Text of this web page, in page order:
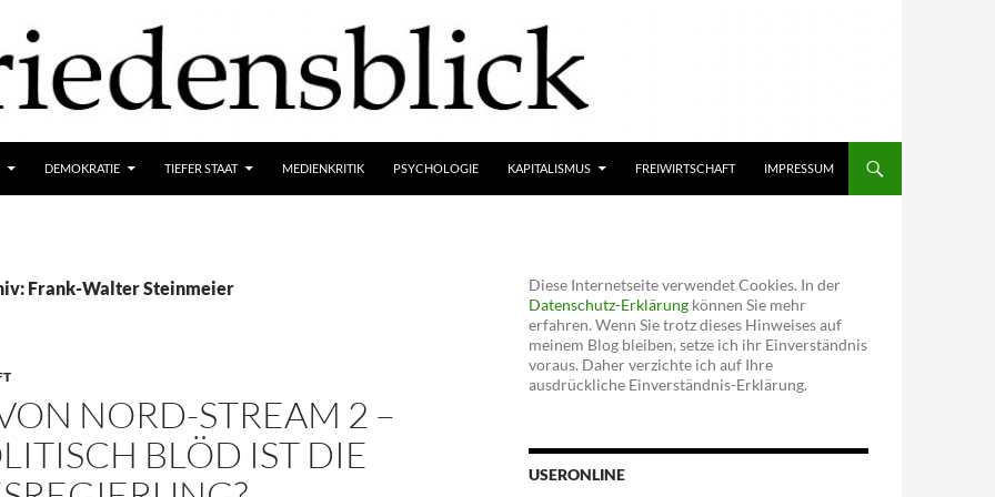
DEMOKRATIE TIEFER STAAT MEDIENKRITIK PSYCHOLOGIE KAPITALISMUS FREIWIRTSCHAFT IMPRESSUM
Frank-Walter Steinmeier
NORD-STREAM 2 –
BLÖD IST DIE
Diese Internetseite verwendet Cookies. In der
Datenschutz-Erklärung können Sie mehr
erfahren. Wenn Sie trotz dieses Hinweises auf
meinem Blog bleiben, setze ich ihr Einverständnis
voraus. Daher verzichte ich auf Ihre
ausdrückliche Einverständnis-Erklärung.
USERONLINE